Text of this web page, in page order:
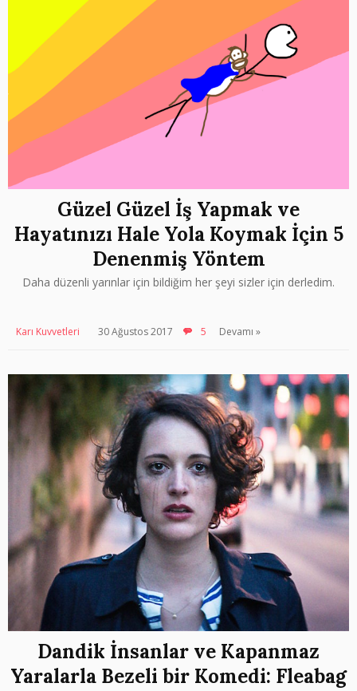
Güzel Güzel İş Yapmak ve
Hayatınızı Hale Yola Koymak İçin 5
Denenmiş Yöntem
Daha düzenli yarınlar için bildiğim her şeyi sizler için derledim.
Karı Kuvvetleri 30 Ağustos 2017 5 Devamı »
Dandik İnsanlar ve Kapanmaz
Yaralarla Bezeli bir Komedi: Fleabag